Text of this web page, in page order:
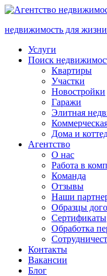
недвижимость для
Услуги
Поиск
Квартиры
Участки
Новостройки
Гаражи
Элитная
Дома и
Агентство
О нас
Работа в
Команда
Отзывы
Наши
Образцы
Сертификаты
Обработка
Контакты
Вакансии
Блог